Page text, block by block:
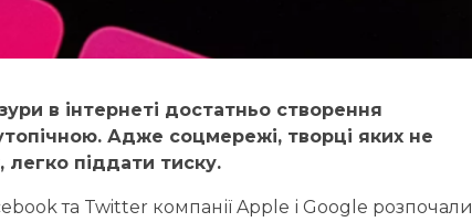
в інтернеті достатньо створення
Адже соцмережі, творці яких не
легко піддати тиску.
та Twitter компанії Apple і Google розпочали